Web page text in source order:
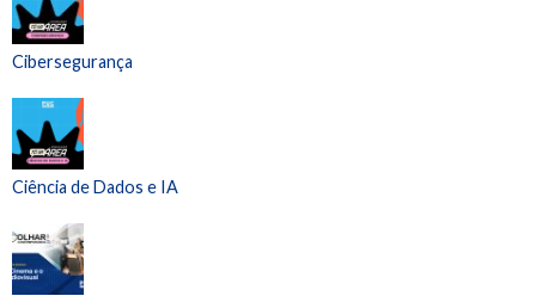
Cibersegurança
Ciência de Dados e IA